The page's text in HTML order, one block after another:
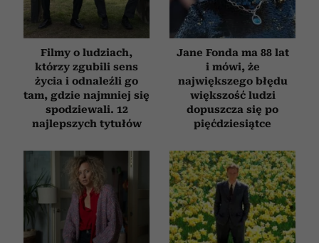
Filmy o ludziach,
którzy zgubili sens
życia i odnaleźli go
tam, gdzie najmniej się
spodziewali. 12
najlepszych tytułów
Jane Fonda ma 88 lat
i mówi, że
największego błędu
większość ludzi
dopuszcza się po
pięćdziesiątce